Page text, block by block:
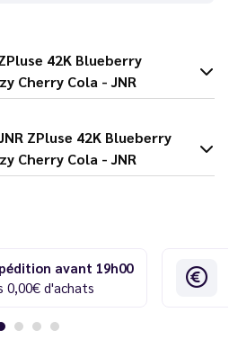
Cherry Cola - JNR
Cherry Cola - JNR
avant 19h00
0,00€ d'achats